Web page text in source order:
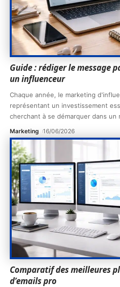
Guide : rédiger le message
un influenceur
Chaque année, le marketing
représentant un investissement
cherchant à se démarquer dans un
Marketing 16/06/2026
Comparatif des meilleures
d’emails pro